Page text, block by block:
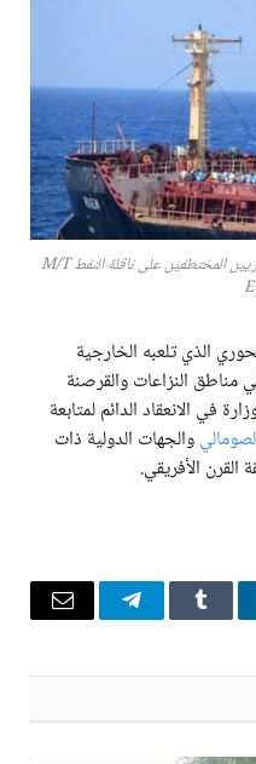
عاجل | الخارجية تتحرك لإنقاذ البحارة المصريين المختطفين على ناقلة النفط M/T
الذي تلعبه الخارجية
النزاعات والقرصنة
في الانعقاد الدائم لمتابعة
والجهات الدولية ذات
القرن الأفريقي.
Tumblr تيلقرام البريد